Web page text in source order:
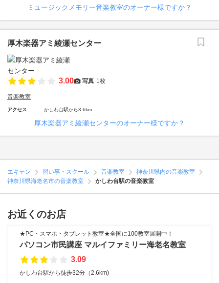
ミュージックメモリー音楽教室のオーナー様ですか？
厚木楽器アミ綾瀬センター
3.00 写真 1枚
音楽教室
アクセス かしわ台駅から3.6km
厚木楽器アミ綾瀬センターのオーナー様ですか？
エキテン 習い事・スクール 音楽教室
神奈川県内の音楽教室
神奈川県海老名市の音楽教室
かしわ台駅の音楽教室
お近くのお店
★PC・スマホ・タブレット教室★全国に100教室展開中！
パソコン市民講座 マルイファミリー海老名教室
3.09
かしわ台駅から徒歩32分（2.6km)